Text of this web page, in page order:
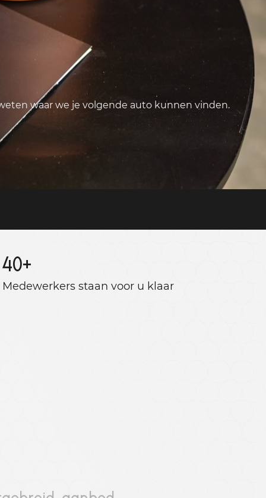
waar we je volgende auto kunnen vinden.
40+
Medewerkers staan ​​voor u klaar